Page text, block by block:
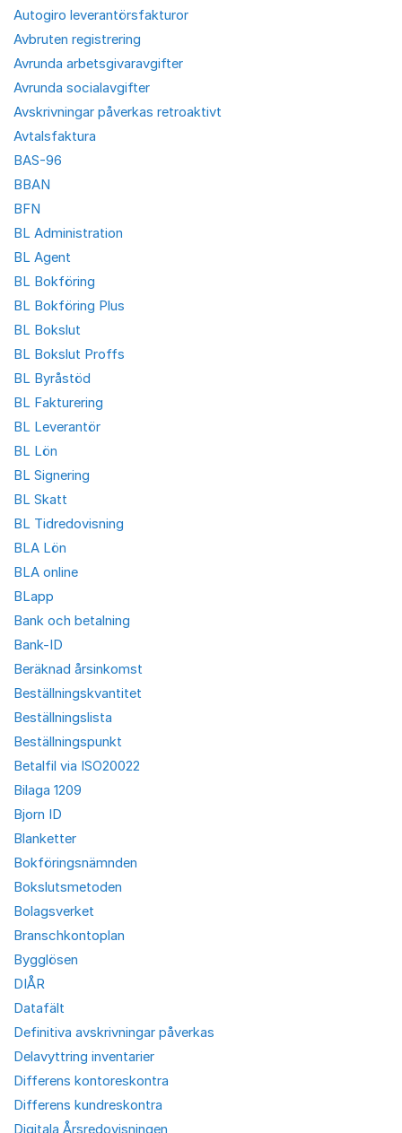
Autogiro leverantörsfakturor
Avbruten registrering
Avrunda arbetsgivaravgifter
Avrunda socialavgifter
Avskrivningar påverkas retroaktivt
Avtalsfaktura
BAS-96
BBAN
BFN
BL Administration
BL Agent
BL Bokföring
BL Bokföring Plus
BL Bokslut
BL Bokslut Proffs
BL Byråstöd
BL Fakturering
BL Leverantör
BL Lön
BL Signering
BL Skatt
BL Tidredovisning
BLA Lön
BLA online
BLapp
Bank och betalning
Bank-ID
Beräknad årsinkomst
Beställningskvantitet
Beställningslista
Beställningspunkt
Betalfil via ISO20022
Bilaga 1209
Bjorn ID
Blanketter
Bokföringsnämnden
Bokslutsmetoden
Bolagsverket
Branschkontoplan
Bygglösen
DIÅR
Datafält
Definitiva avskrivningar påverkas
Delavyttring inventarier
Differens kontoreskontra
Differens kundreskontra
Digitala Årsredovisningen